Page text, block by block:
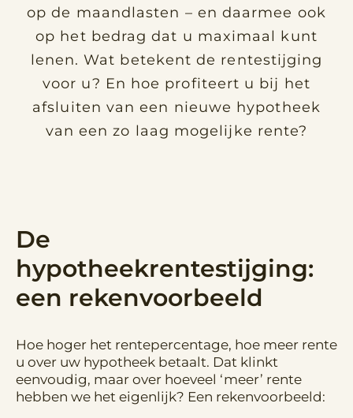
op de maandlasten – en daarmee ook
op het bedrag dat u maximaal kunt
lenen. Wat betekent de rentestijging
voor u? En hoe profiteert u bij het
afsluiten van een nieuwe hypotheek
van een zo laag mogelijke rente?
De
hypotheekrentestijging:
een rekenvoorbeeld
Hoe hoger het rentepercentage, hoe meer rente
u over uw hypotheek betaalt. Dat klinkt
eenvoudig, maar over hoeveel ‘meer’ rente
hebben we het eigenlijk? Een rekenvoorbeeld: